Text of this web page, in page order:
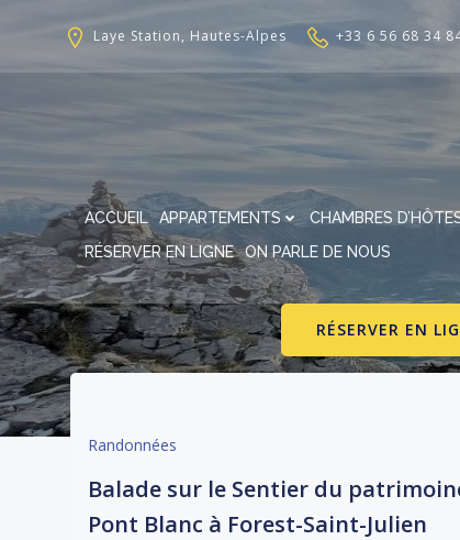
contenu
Laye Station, Hautes-Alpes +33 6 56 68 34
ACCUEIL APPARTEMENTS CHAMBRES
RÉSERVER EN LIGNE
ON PARLE DE NOUS
RÉSERVER EN
Randonnées
Balade sur le Sentier du
Pont Blanc à Forest-Saint-Julien